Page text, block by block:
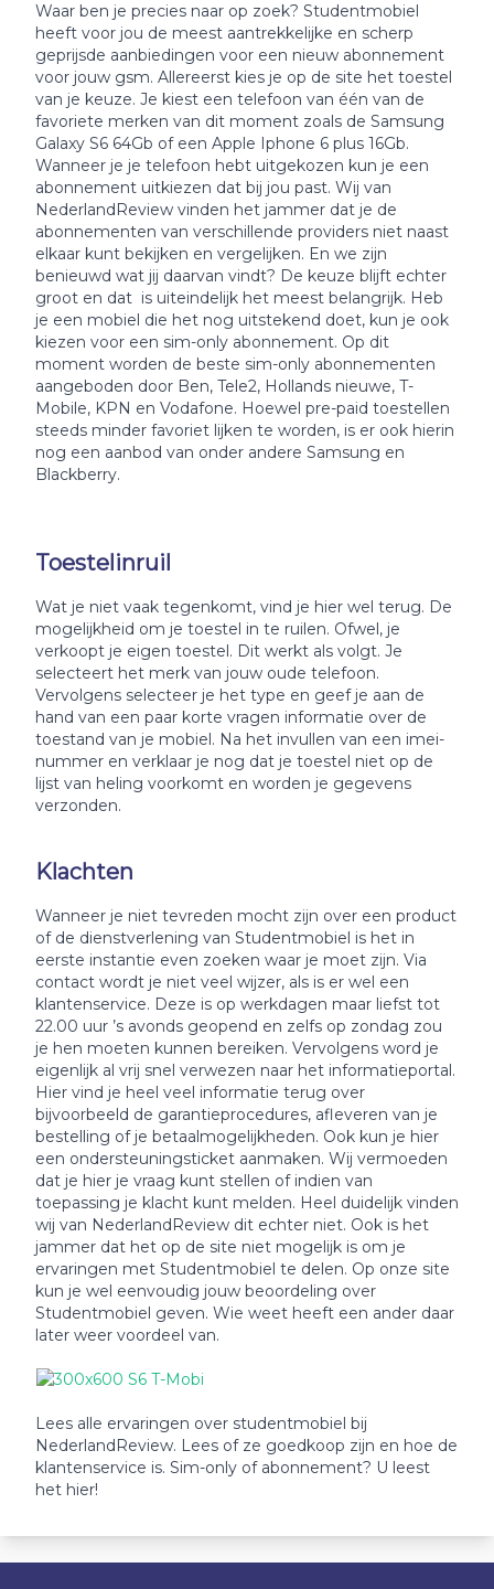
Waar ben je precies naar op zoek? Studentmobiel
heeft voor jou de meest aantrekkelijke en scherp
geprijsde aanbiedingen voor een nieuw abonnement
voor jouw gsm. Allereerst kies je op de site het toestel
van je keuze. Je kiest een telefoon van één van de
favoriete merken van dit moment zoals de Samsung
Galaxy S6 64Gb of een Apple Iphone 6 plus 16Gb.
Wanneer je je telefoon hebt uitgekozen kun je een
abonnement uitkiezen dat bij jou past. Wij van
NederlandReview vinden het jammer dat je de
abonnementen van verschillende providers niet naast
elkaar kunt bekijken en vergelijken. En we zijn
benieuwd wat jij daarvan vindt? De keuze blijft echter
groot en dat is uiteindelijk het meest belangrijk. Heb
je een mobiel die het nog uitstekend doet, kun je ook
kiezen voor een sim-only abonnement. Op dit
moment worden de beste sim-only abonnementen
aangeboden door Ben, Tele2, Hollands nieuwe, T-
Mobile, KPN en Vodafone. Hoewel pre-paid toestellen
steeds minder favoriet lijken te worden, is er ook hierin
nog een aanbod van onder andere Samsung en
Blackberry.
Toestelinruil
Wat je niet vaak tegenkomt, vind je hier wel terug. De
mogelijkheid om je toestel in te ruilen. Ofwel, je
verkoopt je eigen toestel. Dit werkt als volgt. Je
selecteert het merk van jouw oude telefoon.
Vervolgens selecteer je het type en geef je aan de
hand van een paar korte vragen informatie over de
toestand van je mobiel. Na het invullen van een imei-
nummer en verklaar je nog dat je toestel niet op de
lijst van heling voorkomt en worden je gegevens
verzonden.
Klachten
Wanneer je niet tevreden mocht zijn over een product
of de dienstverlening van Studentmobiel is het in
eerste instantie even zoeken waar je moet zijn. Via
contact wordt je niet veel wijzer, als is er wel een
klantenservice. Deze is op werkdagen maar liefst tot
22.00 uur ’s avonds geopend en zelfs op zondag zou
je hen moeten kunnen bereiken. Vervolgens word je
eigenlijk al vrij snel verwezen naar het informatieportal.
Hier vind je heel veel informatie terug over
bijvoorbeeld de garantieprocedures, afleveren van je
bestelling of je betaalmogelijkheden. Ook kun je hier
een ondersteuningsticket aanmaken. Wij vermoeden
dat je hier je vraag kunt stellen of indien van
toepassing je klacht kunt melden. Heel duidelijk vinden
wij van NederlandReview dit echter niet. Ook is het
jammer dat het op de site niet mogelijk is om je
ervaringen met Studentmobiel te delen. Op onze site
kun je wel eenvoudig jouw beoordeling over
Studentmobiel geven. Wie weet heeft een ander daar
later weer voordeel van.
Lees alle ervaringen over studentmobiel bij
NederlandReview. Lees of ze goedkoop zijn en hoe de
klantenservice is. Sim-only of abonnement? U leest
het hier!